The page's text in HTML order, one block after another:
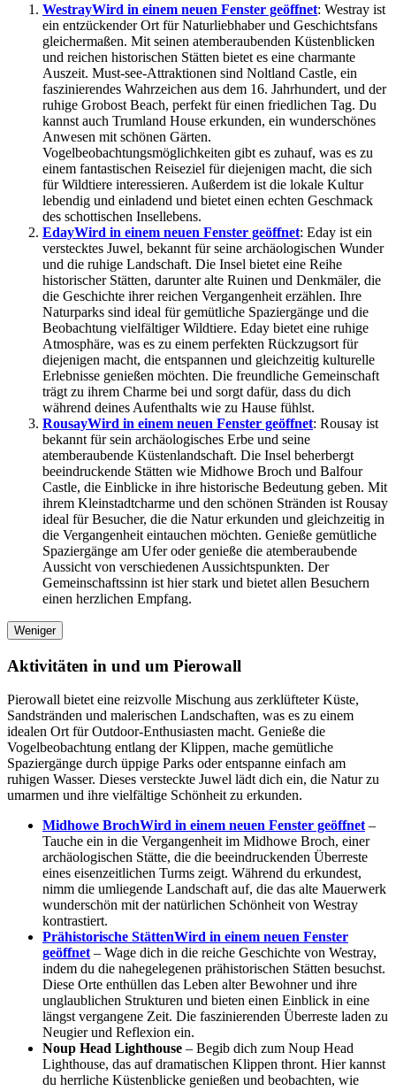
WestrayWird in einem neuen Fenster geöffnet: Westray ist
ein entzückender Ort für Naturliebhaber und Geschichtsfans
gleichermaßen. Mit seinen atemberaubenden Küstenblicken
und reichen historischen Stätten bietet es eine charmante
Auszeit. Must-see-Attraktionen sind Noltland Castle, ein
faszinierendes Wahrzeichen aus dem 16. Jahrhundert, und der
ruhige Grobost Beach, perfekt für einen friedlichen Tag. Du
kannst auch Trumland House erkunden, ein wunderschönes
Anwesen mit schönen Gärten.
Vogelbeobachtungsmöglichkeiten gibt es zuhauf, was es zu
einem fantastischen Reiseziel für diejenigen macht, die sich
für Wildtiere interessieren. Außerdem ist die lokale Kultur
lebendig und einladend und bietet einen echten Geschmack
des schottischen Insellebens.
EdayWird in einem neuen Fenster geöffnet: Eday ist ein
verstecktes Juwel, bekannt für seine archäologischen Wunder
und die ruhige Landschaft. Die Insel bietet eine Reihe
historischer Stätten, darunter alte Ruinen und Denkmäler, die
die Geschichte ihrer reichen Vergangenheit erzählen. Ihre
Naturparks sind ideal für gemütliche Spaziergänge und die
Beobachtung vielfältiger Wildtiere. Eday bietet eine ruhige
Atmosphäre, was es zu einem perfekten Rückzugsort für
diejenigen macht, die entspannen und gleichzeitig kulturelle
Erlebnisse genießen möchten. Die freundliche Gemeinschaft
trägt zu ihrem Charme bei und sorgt dafür, dass du dich
während deines Aufenthalts wie zu Hause fühlst.
RousayWird in einem neuen Fenster geöffnet: Rousay ist
bekannt für sein archäologisches Erbe und seine
atemberaubende Küstenlandschaft. Die Insel beherbergt
beeindruckende Stätten wie Midhowe Broch und Balfour
Castle, die Einblicke in ihre historische Bedeutung geben. Mit
ihrem Kleinstadtcharme und den schönen Stränden ist Rousay
ideal für Besucher, die die Natur erkunden und gleichzeitig in
die Vergangenheit eintauchen möchten. Genieße gemütliche
Spaziergänge am Ufer oder genieße die atemberaubende
Aussicht von verschiedenen Aussichtspunkten. Der
Gemeinschaftssinn ist hier stark und bietet allen Besuchern
einen herzlichen Empfang.
Weniger
Aktivitäten in und um Pierowall
Pierowall bietet eine reizvolle Mischung aus zerklüfteter Küste,
Sandstränden und malerischen Landschaften, was es zu einem
idealen Ort für Outdoor-Enthusiasten macht. Genieße die
Vogelbeobachtung entlang der Klippen, mache gemütliche
Spaziergänge durch üppige Parks oder entspanne einfach am
ruhigen Wasser. Dieses versteckte Juwel lädt dich ein, die Natur zu
umarmen und ihre vielfältige Schönheit zu erkunden.
Midhowe BrochWird in einem neuen Fenster geöffnet –
Tauche ein in die Vergangenheit im Midhowe Broch, einer
archäologischen Stätte, die die beeindruckenden Überreste
eines eisenzeitlichen Turms zeigt. Während du erkundest,
nimm die umliegende Landschaft auf, die das alte Mauerwerk
wunderschön mit der natürlichen Schönheit von Westray
kontrastiert.
Prähistorische StättenWird in einem neuen Fenster
geöffnet – Wage dich in die reiche Geschichte von Westray,
indem du die nahegelegenen prähistorischen Stätten besuchst.
Diese Orte enthüllen das Leben alter Bewohner und ihre
unglaublichen Strukturen und bieten einen Einblick in eine
längst vergangene Zeit. Die faszinierenden Überreste laden zu
Neugier und Reflexion ein.
Noup Head Lighthouse – Begib dich zum Noup Head
Lighthouse, das auf dramatischen Klippen thront. Hier kannst
du herrliche Küstenblicke genießen und beobachten, wie